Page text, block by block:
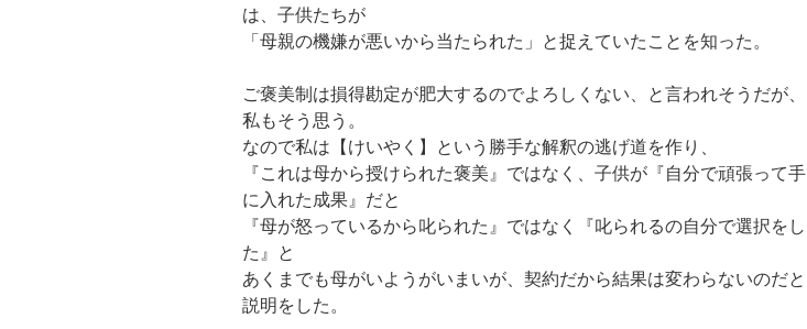
は、子供たちが
「母親の機嫌が悪いから当たられた」と捉えていたことを知った。
ご褒美制は損得勘定が肥大するのでよろしくない、と言われそうだが、
私もそう思う。
なので私は【けいやく】という勝手な解釈の逃げ道を作り、
『これは母から授けられた褒美』ではなく、子供が『自分で頑張って手
に入れた成果』だと
『母が怒っているから叱られた』ではなく『叱られるの自分で選択をし
た』と
あくまでも母がいようがいまいが、契約だから結果は変わらないのだと
説明をした。